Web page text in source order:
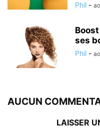
Phil -
ses
Phil -
AUCUN
LAISSER